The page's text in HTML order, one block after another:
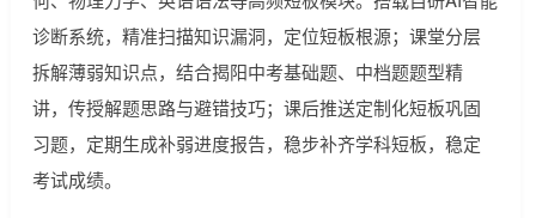
诊断系统，精准扫描知识漏洞，定位短板根源；课堂分层
拆解薄弱知识点，结合揭阳中考基础题、中档题题型精
讲，传授解题思路与避错技巧；课后推送定制化短板巩固
习题，定期生成补弱进度报告，稳步补齐学科短板，稳定
考试成绩。